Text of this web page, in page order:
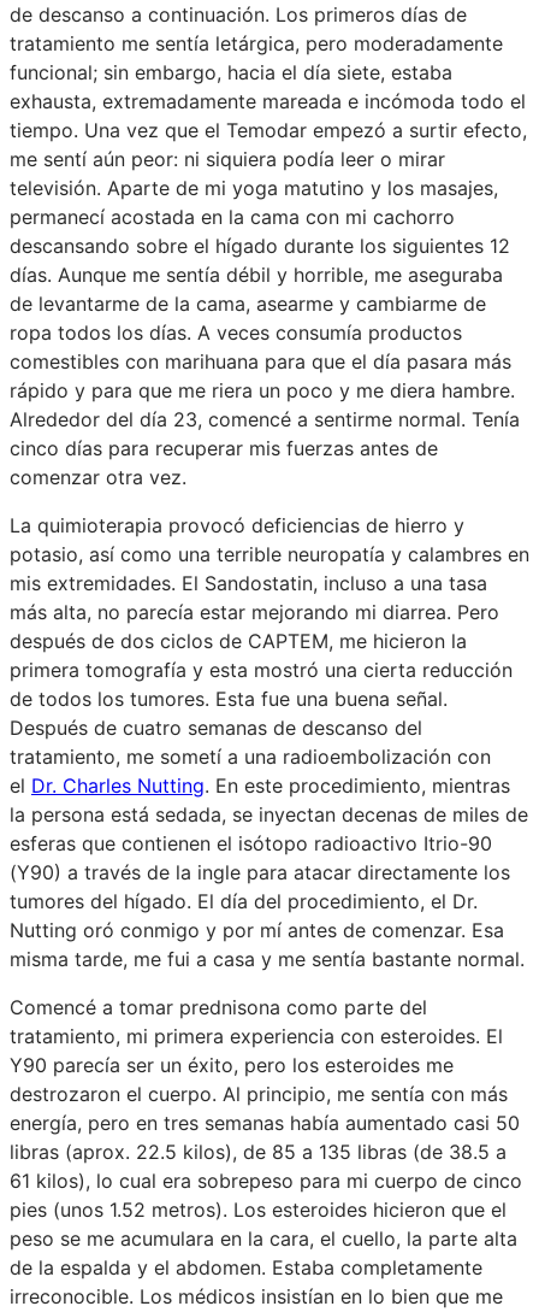
de descanso a continuación. Los primeros días de
tratamiento me sentía letárgica, pero moderadamente
funcional; sin embargo, hacia el día siete, estaba
exhausta, extremadamente mareada e incómoda todo el
tiempo. Una vez que el Temodar empezó a surtir efecto,
me sentí aún peor: ni siquiera podía leer o mirar
televisión. Aparte de mi yoga matutino y los masajes,
permanecí acostada en la cama con mi cachorro
descansando sobre el hígado durante los siguientes 12
días. Aunque me sentía débil y horrible, me aseguraba
de levantarme de la cama, asearme y cambiarme de
ropa todos los días. A veces consumía productos
comestibles con marihuana para que el día pasara más
rápido y para que me riera un poco y me diera hambre.
Alrededor del día 23, comencé a sentirme normal. Tenía
cinco días para recuperar mis fuerzas antes de
comenzar otra vez.
La quimioterapia provocó deficiencias de hierro y
potasio, así como una terrible neuropatía y calambres en
mis extremidades. El Sandostatin, incluso a una tasa
más alta, no parecía estar mejorando mi diarrea. Pero
después de dos ciclos de CAPTEM, me hicieron la
primera tomografía y esta mostró una cierta reducción
de todos los tumores. Esta fue una buena señal.
Después de cuatro semanas de descanso del
tratamiento, me sometí a una radioembolización con
el Dr. Charles Nutting. En este procedimiento, mientras
la persona está sedada, se inyectan decenas de miles de
esferas que contienen el isótopo radioactivo Itrio-90
(Y90) a través de la ingle para atacar directamente los
tumores del hígado. El día del procedimiento, el Dr.
Nutting oró conmigo y por mí antes de comenzar. Esa
misma tarde, me fui a casa y me sentía bastante normal.
Comencé a tomar prednisona como parte del
tratamiento, mi primera experiencia con esteroides. El
Y90 parecía ser un éxito, pero los esteroides me
destrozaron el cuerpo. Al principio, me sentía con más
energía, pero en tres semanas había aumentado casi 50
libras (aprox. 22.5 kilos), de 85 a 135 libras (de 38.5 a
61 kilos), lo cual era sobrepeso para mi cuerpo de cinco
pies (unos 1.52 metros). Los esteroides hicieron que el
peso se me acumulara en la cara, el cuello, la parte alta
de la espalda y el abdomen. Estaba completamente
irreconocible. Los médicos insistían en lo bien que me